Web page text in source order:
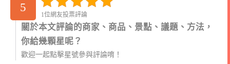
5
1位網友投票評論
關於本文評論的商家、商品、景點、議題、方法，
你給幾顆星呢？
歡迎一起點擊星號參與評論唷！